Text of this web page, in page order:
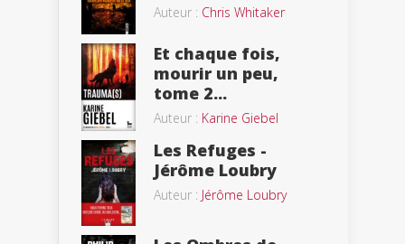
Auteur : Chris Whitaker
Et chaque fois,
mourir un peu,
tome 2...
Auteur : Karine Giebel
Les Refuges -
Jérôme Loubry
Auteur : Jérôme Loubry